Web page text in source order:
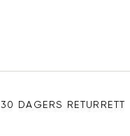
30 DAGERS RETURRETT